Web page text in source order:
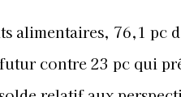
alimentaires, 76,1 pc
contre 23 pc qui